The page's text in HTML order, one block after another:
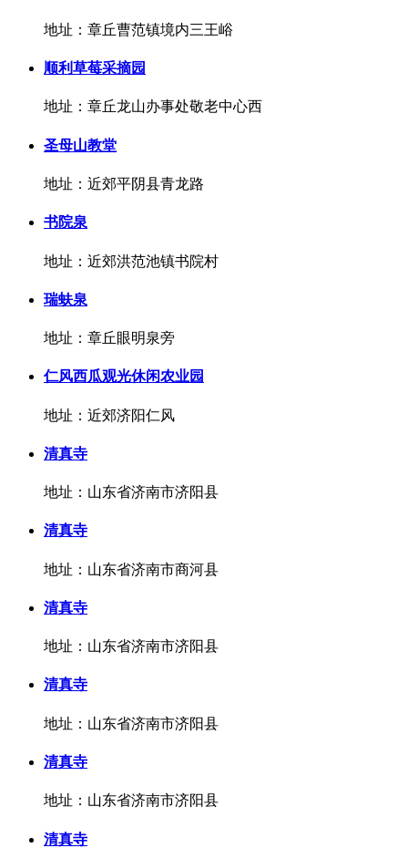
地址：章丘曹范镇境内三王峪
顺利草莓采摘园
地址：章丘龙山办事处敬老中心西
圣母山教堂
地址：近郊平阴县青龙路
书院泉
地址：近郊洪范池镇书院村
瑞蚨泉
地址：章丘眼明泉旁
仁风西瓜观光休闲农业园
地址：近郊济阳仁风
清真寺
地址：山东省济南市济阳县
清真寺
地址：山东省济南市商河县
清真寺
地址：山东省济南市济阳县
清真寺
地址：山东省济南市济阳县
清真寺
地址：山东省济南市济阳县
清真寺